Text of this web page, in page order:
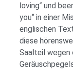
loving“ und
you“ in einer
englischen
diese
Saalteil wegen